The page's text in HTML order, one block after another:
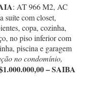
: AT 966 M2, AC
suíte com closet,
copa, cozinha,
no piso inferior com
piscina e garagem
no condomínio,
– SAIBA